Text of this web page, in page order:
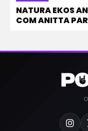
NATURA EKOS
COM ANITTA